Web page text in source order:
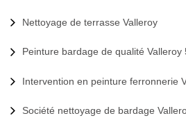
Nettoyage de terrasse Valleroy
Peinture bardage de qualité Valleroy
Intervention en peinture ferronnerie
Société nettoyage de bardage